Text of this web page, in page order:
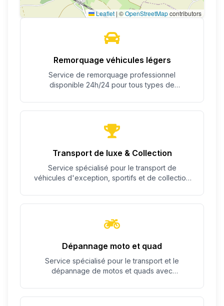
Leaflet | ©OpenStreetMapcontributors
Remorquage véhicules légers
Service de remorquage professionnel
disponible 24h/24 pour tous types de
Transport de luxe & Collection
Service spécialisé pour le transport de
véhicules d'exception, sportifs et de collection
Dépannage moto et quad
Service spécialisé pour le transport et le
dépannage de motos et quads avec